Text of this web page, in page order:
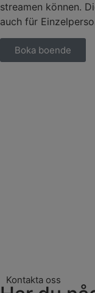
streamen können.
auch für
Boka boende
Kontakta oss